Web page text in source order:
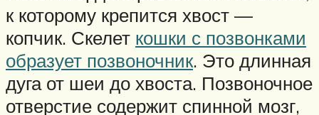
к которому крепится хвост —
копчик. Скелет кошки с позвонками
образует позвоночник. Это длинная
дуга от шеи до хвоста. Позвоночное
отверстие содержит спинной мозг,